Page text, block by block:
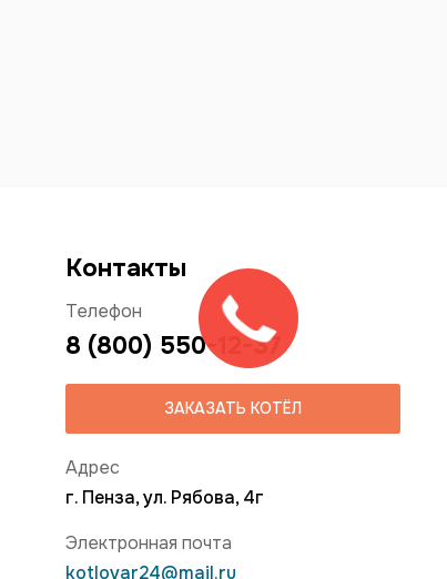
Контакты
Телефон
8 (800) 550-12-37
ЗАКАЗАТЬ КОТЁЛ
Адрес
г. Пенза, ул. Рябова, 4г
Электронная почта
kotlovar24@mail.ru